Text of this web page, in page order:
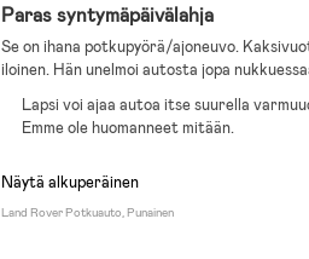
Paras syntymäpäivälahja
Se on ihana potkupyörä/ajoneuvo.
iloinen. Hän unelmoi autosta jopa
Lapsi voi ajaa autoa itse suurella
Emme ole huomanneet mitään.
Näytä alkuperäinen
Land Rover Potkuauto, Punainen